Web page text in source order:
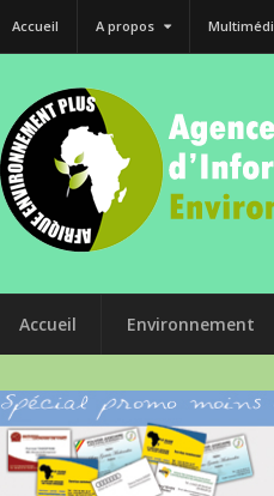
Accueil A propos
Accueil Environnement